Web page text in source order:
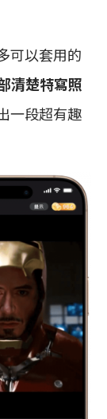
可以套用的
清楚特寫照
一段超有趣